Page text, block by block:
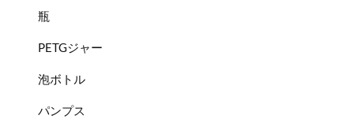
瓶
PETGジャー
泡ボトル
パンプス